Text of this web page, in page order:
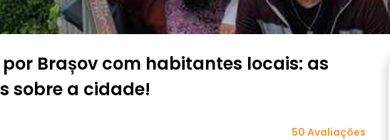
Brașov com habitantes locais: as
sobre a cidade!
50 Avaliações